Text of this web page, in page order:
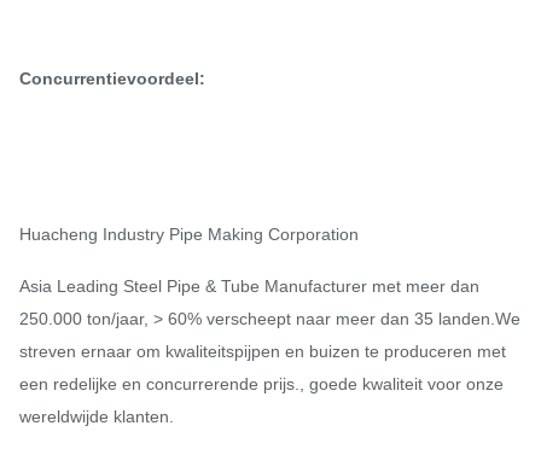
Concurrentievoordeel:
Huacheng Industry Pipe Making Corporation
Asia Leading Steel Pipe & Tube Manufacturer met meer dan
250.000 ton/jaar, > 60% verscheept naar meer dan 35 landen.We
streven ernaar om kwaliteitspijpen en buizen te produceren met
een redelijke en concurrerende prijs., goede kwaliteit voor onze
wereldwijde klanten.